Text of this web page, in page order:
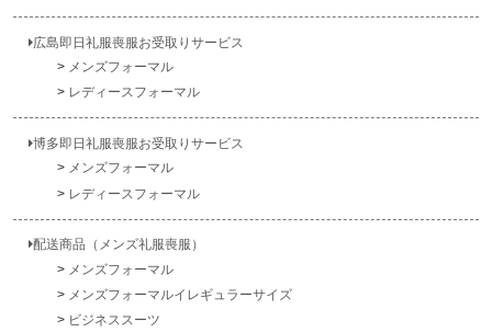
広島即日礼服喪服お受取りサービス
メンズフォーマル
レディースフォーマル
博多即日礼服喪服お受取りサービス
メンズフォーマル
レディースフォーマル
配送商品（メンズ礼服喪服）
メンズフォーマル
メンズフォーマルイレギュラーサイズ
ビジネススーツ